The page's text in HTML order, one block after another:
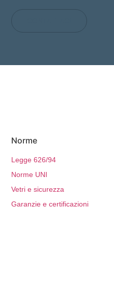
Norme
Legge 626/94
Norme UNI
Vetri e sicurezza
Garanzie e certificazioni